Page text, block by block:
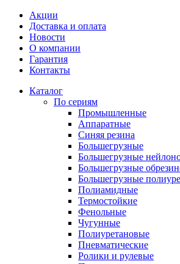
Акции
Доставка и оплата
Новости
О компании
Гарантия
Контакты
Каталог
По сериям
Промышленные
Аппаратные
Синяя резина
Большегрузные
Большегрузные
Большегрузные
Большегрузные
Полиамидные
Термостойкие
Фенольные
Чугунные
Полиуретановые
Пневматические
Ролики и рулевые